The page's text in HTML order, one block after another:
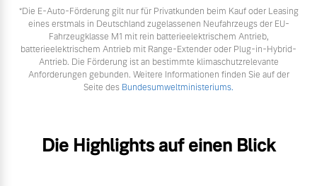
*Die E‑Auto-Förderung gilt nur für Privatkunden beim Kauf oder Leasing
eines erstmals in Deutschland zugelassenen Neufahrzeugs der EU-
Fahrzeugklasse M1 mit rein batterieelektrischem Antrieb,
batterieelektrischem Antrieb mit Range-Extender oder Plug-in-Hybrid-
Antrieb. Die Förderung ist an bestimmte klimaschutzrelevante
Anforderungen gebunden. Weitere Informationen finden Sie auf der
Seite des Bundesumweltministeriums.
Die Highlights auf einen Blick